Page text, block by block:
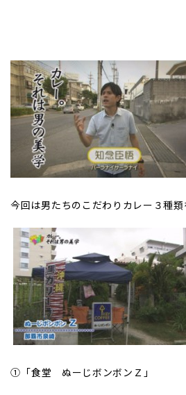
今回は男たちのこだわりカレー３種
① ｢食堂 ぬーじボンボンＺ｣